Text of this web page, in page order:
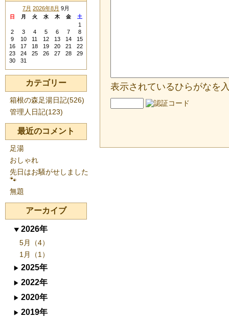
表示されているひらがなを
7月 2026年8月 9月
日 月 火 水 木 金 土
1
2
3 4 5 6 7
8
9
10 11 12 13 14
15
16
17 18 19 20 21
22
23
24 25 26 27 28
29
30
31
カテゴリー
箱根の森足湯日記(526)
管理人日記(123)
最近のコメント
足湯
おしゃれ
先日はお騒がせしました
🐾
無題
アーカイブ
2026年
5月（4）
1月（1）
2025年
2022年
2020年
2019年